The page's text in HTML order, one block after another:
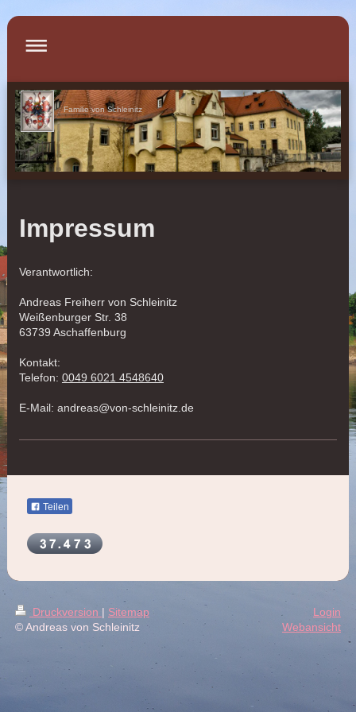
Familie von Schleinitz
Impressum
Verantwortlich:
AndreasFreiherr von Schleinitz
Weißenburger Str. 38
63739 Aschaffenburg
Kontakt:
Telefon: 0049 6021 4548640
E-Mail: andreas@von-schleinitz.de
Teilen
Druckversion | Sitemap
© Andreas von Schleinitz
Login
Webansicht